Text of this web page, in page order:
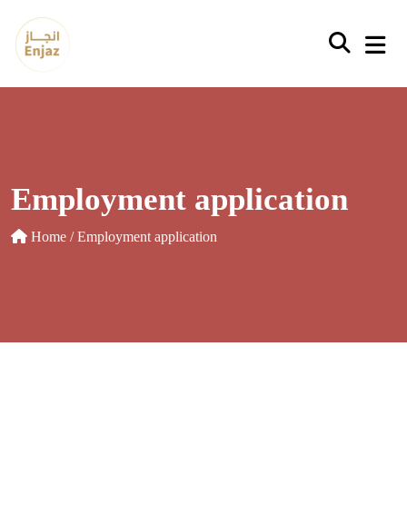
Employment application
Home / Employment application